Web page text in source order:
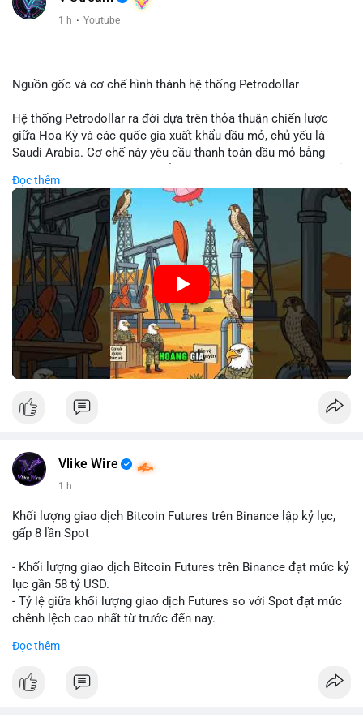
Xem chi tiết các bài viết đầy đủ tại dòng thời gian của Vlike.vn!
1 h · Youtube
Nguồn gốc và cơ chế hình thành hệ thống Petrodollar
Hệ thống Petrodollar ra đời dựa trên thỏa thuận chiến lược
giữa Hoa Kỳ và các quốc gia xuất khẩu dầu mỏ, chủ yếu là
Saudi Arabia. Cơ chế này yêu cầu thanh toán dầu mỏ bằng
đồng tiền này trong thương mại quốc tế. Sự thống trị của
Petrodollar đóng vai trò then chốt trong việc củng cố sức
mạnh tài chính Mỹ và ảnh hưởng trực tiếp đến dòng vốn toàn
cầu.
🎥 Xem video trực tiếp tại:
Nguồn: Cú Thông Thái
Đọc thêm
Vlike Wire
1 h
Khối lượng giao dịch Bitcoin Futures trên Binance lập kỷ lục,
gấp 8 lần Spot
- Khối lượng giao dịch Bitcoin Futures trên Binance đạt mức kỷ
lục gần 58 tỷ USD.
- Tỷ lệ giữa khối lượng giao dịch Futures so với Spot đạt mức
chênh lệch cao nhất từ trước đến nay.
dịch Spot.
#binance #btc
Đọc thêm